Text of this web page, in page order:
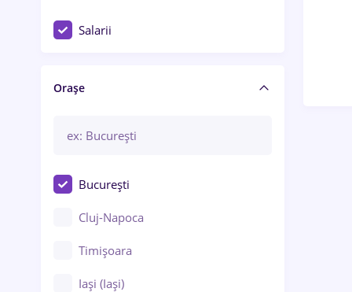
Salarii
Orașe
București
Cluj-Napoca
Timișoara
Iași (Iași)